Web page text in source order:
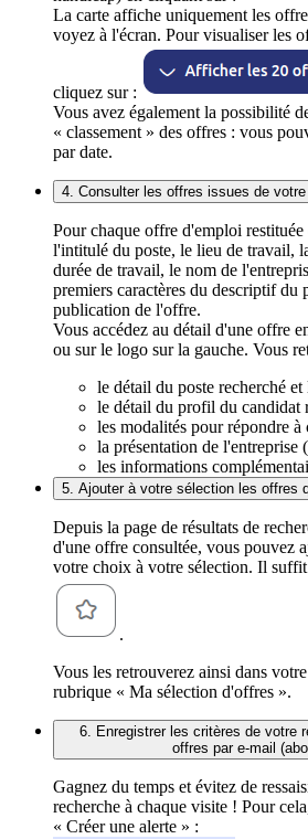
La carte affiche uniquement les
voyez à l'écran. Pour visualiser les
cliquez sur :
Vous avez également la possibilité
« classement » des offres : vous
par date.
4. Consulter les offres issues de
Pour chaque offre d'emploi
l'intitulé du poste, le lieu de travail,
durée de travail, le nom de
premiers caractères du descriptif du
publication de l'offre.
Vous accédez au détail d'une offre
ou sur le logo sur la gauche. Vous
le détail du poste recherché
le détail du profil du candidat
les modalités pour répondre à
la présentation de l'entreprise
les informations
5. Ajouter à votre sélection les offres
Depuis la page de résultats de
d'une offre consultée, vous pouvez
votre choix à votre sélection. Il
.
Vous les retrouverez ainsi dans
rubrique « Ma sélection d'offres ».
6. Enregistrer les critères de votre
offres par e-mail
Gagnez du temps et évitez de
recherche à chaque visite ! Pour
« Créer une alerte » :